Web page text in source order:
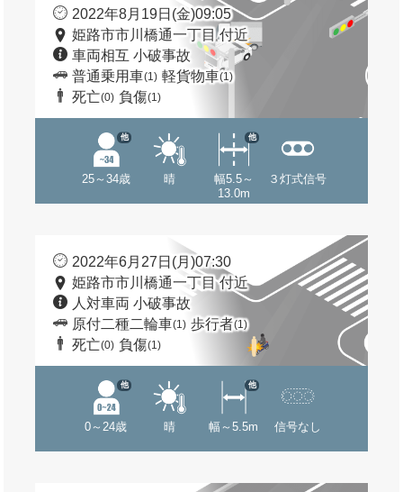
2022年8月19日(金)09:05
姫路市市川橋通一丁目 付近
車両相互 小破事故
普通乗用車(1) 軽貨物車(1)
死亡(0) 負傷(1)
25～34歳
他
晴
幅5.5～
13.0m
他
３灯式信号
2022年6月27日(月)07:30
姫路市市川橋通一丁目 付近
人対車両 小破事故
原付二種二輪車(1) 歩行者(1)
死亡(0) 負傷(1)
0～24歳
他
晴 幅～5.5m
他
信号なし